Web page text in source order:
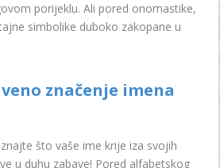
porijeklu. Ali pored onomastike,
simbolike duboko zakopane u
značenje imena
što vaše ime krije iza svojih
u duhu zabave! Pored alfabetskog